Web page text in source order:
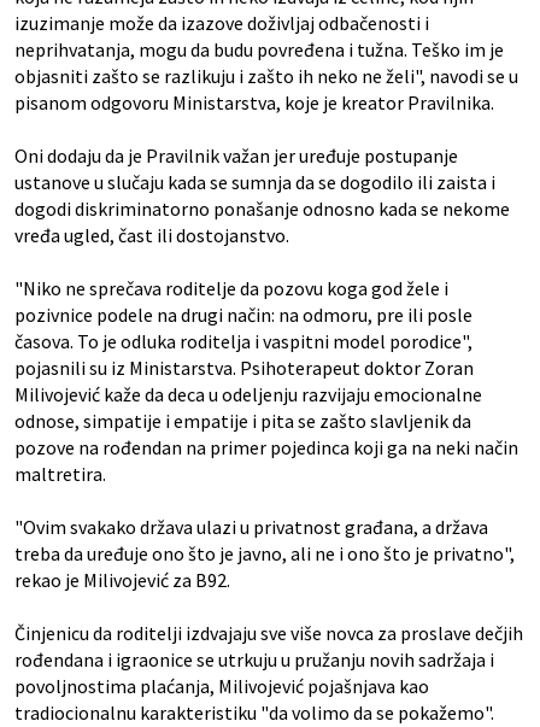
izuzimanje može da izazove doživljaj odbačenosti i
neprihvatanja, mogu da budu povređena i tužna. Teško im je
objasniti zašto se razlikuju i zašto ih neko ne želi", navodi se u
pisanom odgovoru Ministarstva, koje je kreator Pravilnika.
Oni dodaju da je Pravilnik važan jer uređuje postupanje
ustanove u slučaju kada se sumnja da se dogodilo ili zaista i
dogodi diskriminatorno ponašanje odnosno kada se nekome
vređa ugled, čast ili dostojanstvo.
"Niko ne sprečava roditelje da pozovu koga god žele i
pozivnice podele na drugi način: na odmoru, pre ili posle
časova. To je odluka roditelja i vaspitni model porodice",
pojasnili su iz Ministarstva. Psihoterapeut doktor Zoran
Milivojević kaže da deca u odeljenju razvijaju emocionalne
odnose, simpatije i empatije i pita se zašto slavljenik da
pozove na rođendan na primer pojedinca koji ga na neki način
maltretira.
"Ovim svakako država ulazi u privatnost građana, a država
treba da uređuje ono što je javno, ali ne i ono što je privatno",
rekao je Milivojević za B92.
Činjenicu da roditelji izdvajaju sve više novca za proslave dečjih
rođendana i igraonice se utrkuju u pružanju novih sadržaja i
povoljnostima plaćanja, Milivojević pojašnjava kao
tradiocionalnu karakteristiku "da volimo da se pokažemo".